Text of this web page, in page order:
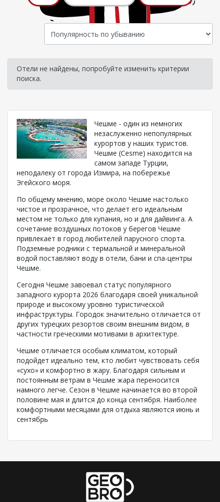
Отели не найдены, попробуйте изменить критерии
поиска.
Чешме - один из немногих
незаслуженно непопулярных
курортов у наших туристов.
Чешме (Cesme) находится на
самом западе Турции,
неподалеку от города Измира, на побережье
Эгейского моря.
По общему мнению, море около Чешме настолько
чистое и прозрачное, что делает его идеальным
местом не только для купания, но и для дайвинга. А
сочетание воздушных потоков у берегов Чешме
привлекает в город любителей парусного спорта.
Подземные родники с термальной и минеральной
водой поставляют воду в отели, бани и спа-центры
Чешме.
Сегодня Чешме завоевал статус популярного
западного курорта 2026 благодаря своей уникальной
природе и высокому уровню туристической
инфраструктуры. Городок значительно отличается от
других турецких резортов своим внешним видом, в
частности греческими мотивами в архитектуре.
Чешме отличается особым климатом, который
подойдет идеально тем, кто любит чувствовать себя
«сухо» и комфортно в жару. Благодаря сильным и
постоянным ветрам в Чешме жара переносится
намного легче. Сезон в Чешме начинается во второй
половине мая и длится до конца сентября. Наиболее
комфортными месяцами для отдыха являются июнь и
сентябрь